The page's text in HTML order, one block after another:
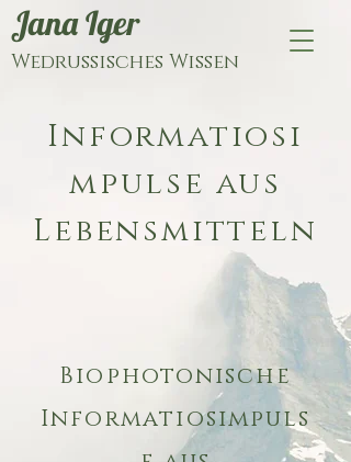
Jana Iger
Wedrussisches Wissen
Informatiosi
mpulse aus
Lebensmitteln
Biophotonische
Informatiosimpuls